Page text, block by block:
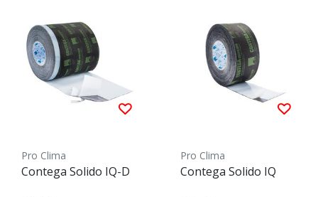
Pro Clima
Contega Solido IQ-D
Pro Clima
Contega Solido IQ